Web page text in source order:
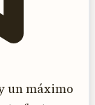
un máximo